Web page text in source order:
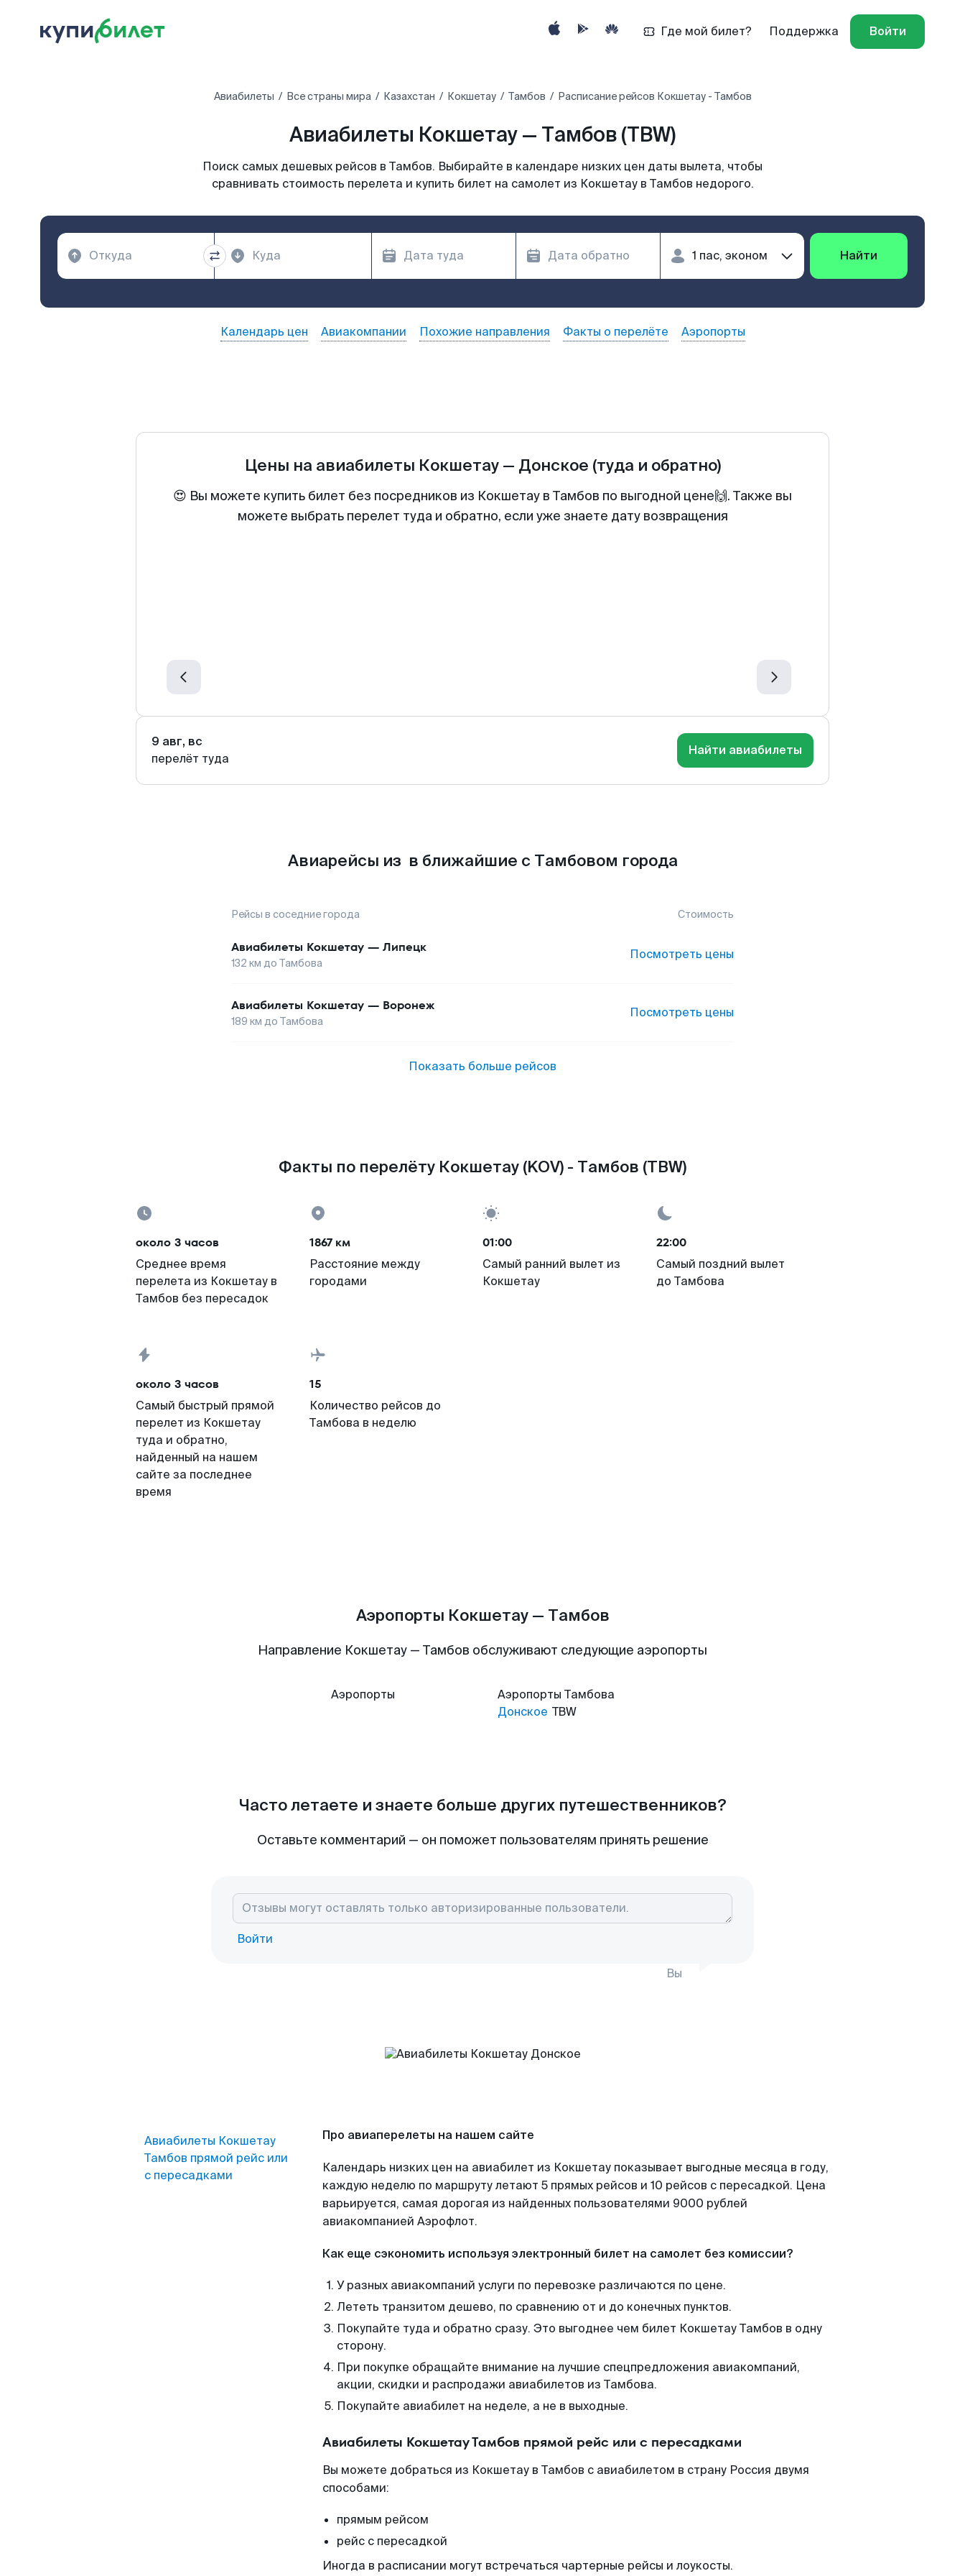
Где мой билет? Поддержка Войти
Авиабилеты Все страны мира Казахстан Кокшетау Тамбов Расписание рейсов Кокшетау - Тамбов
Авиабилеты Кокшетау — Тамбов (TBW)
Поиск самых дешевых рейсов в Тамбов. Выбирайте в календаре низких цен даты вылета, чтобы
сравнивать стоимость перелета и купить билет на самолет из Кокшетау в Тамбов недорого.
Найти
Календарь цен Авиакомпании Похожие направления Факты о перелёте Аэропорты
Цены на авиабилеты Кокшетау— Донское (туда и обратно)
😍 Вы можете купить билет без посредников из Кокшетау в Тамбов по выгодной цене🙌. Также вы
можете выбрать перелет туда и обратно, если уже знаете дату возвращения
9 авг, вс
перелёт туда
Найти авиабилеты
Авиарейсы из в ближайшие с Тамбовом города
Рейсы в соседние города Стоимость
Авиабилеты Кокшетау — Липецк
132 км до Тамбова
Посмотреть цены
Авиабилеты Кокшетау — Воронеж
189 км до Тамбова
Посмотреть цены
Показать больше рейсов
Факты по перелёту Кокшетау (KOV) - Тамбов (TBW)
около 3 часов
Среднее время
перелета из Кокшетау в
Тамбов без пересадок
1867 км
Расстояние между
городами
01:00
Самый ранний вылет из
Кокшетау
22:00
Самый поздний вылет
до Тамбова
около 3 часов
Самый быстрый прямой
перелет из Кокшетау
туда и обратно,
найденный на нашем
сайте за последнее
время
15
Количество рейсов до
Тамбова в неделю
Аэропорты Кокшетау — Тамбов
Направление Кокшетау — Тамбов обслуживают следующие аэропорты
Аэропорты Аэропорты Тамбова
Донское TBW
Часто летаете и знаете больше других путешественников?
Оставьте комментарий — он поможет пользователям принять решение
Войти
Вы
Авиабилеты Кокшетау
Тамбов прямой рейс или
с пересадками
Про авиаперелеты на нашем сайте
Календарь низких цен на авиабилет из Кокшетау показывает выгодные месяца в году,
каждую неделю по маршруту летают 5 прямых рейсов и 10 рейсов с пересадкой. Цена
варьируется, самая дорогая из найденных пользователями 9000 рублей
авиакомпанией Аэрофлот.
Как еще сэкономить используя электронный билет на самолет без комиссии?
У разных авиакомпаний услуги по перевозке различаются по цене.
Лететь транзитом дешево, по сравнению от и до конечных пунктов.
Покупайте туда и обратно сразу. Это выгоднее чем билет Кокшетау Тамбов в одну
сторону.
При покупке обращайте внимание на лучшие спецпредложения авиакомпаний,
акции, скидки и распродажи авиабилетов из Тамбова.
Покупайте авиабилет на неделе, а не в выходные.
Авиабилеты Кокшетау Тамбов прямой рейс или с пересадками
Вы можете добраться из Кокшетау в Тамбов с авиабилетом в страну Россия двумя
способами:
прямым рейсом
рейс с пересадкой
Иногда в расписании могут встречаться чартерные рейсы и лоукосты.